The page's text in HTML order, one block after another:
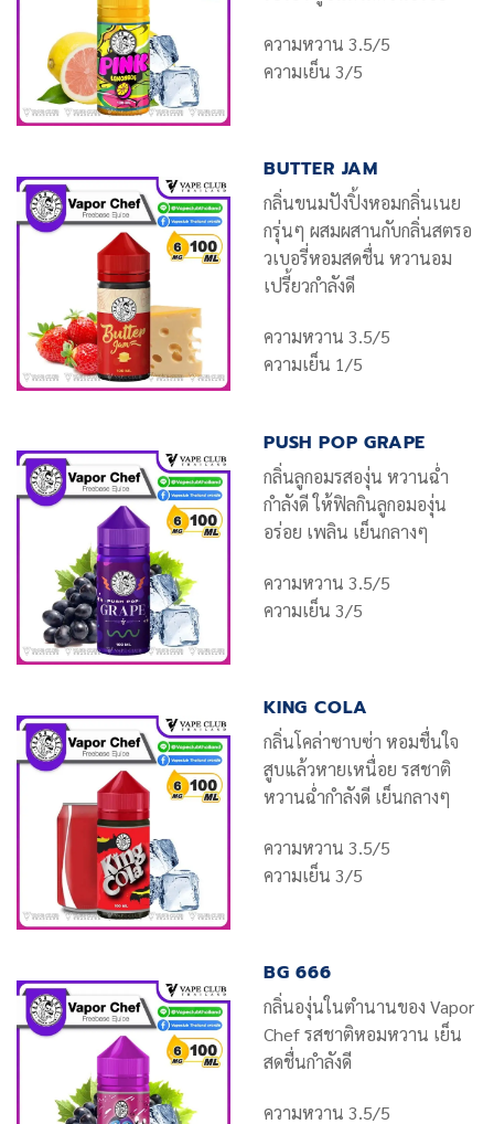
ความหวาน 3.5/5
ความเย็น 3/5
BUTTER JAM
กลิ่นขนมปังปิ้งหอมกลิ่นเนย
กรุ่นๆ ผสมผสานกับกลิ่นสตรอ
วเบอรี่หอมสดชื่น หวานอม
เปรี้ยวกำลังดี
ความหวาน 3.5/5
ความเย็น 1/5
PUSH POP GRAPE
กลิ่นลูกอมรสองุ่น หวานฉ่ำ
กำลังดี ให้ฟิลกินลูกอมองุ่น
อร่อย เพลิน เย็นกลางๆ
ความหวาน 3.5/5
ความเย็น 3/5
KING COLA
กลิ่นโคล่าซาบซ่า หอมชื่นใจ
สูบแล้วหายเหนื่อย รสชาติ
หวานฉ่ำกำลังดี เย็นกลางๆ
ความหวาน 3.5/5
ความเย็น 3/5
BG 666
กลิ่นองุ่นในตำนานของ Vapor
Chef รสชาติหอมหวาน เย็น
สดชื่นกำลังดี
ความหวาน 3.5/5